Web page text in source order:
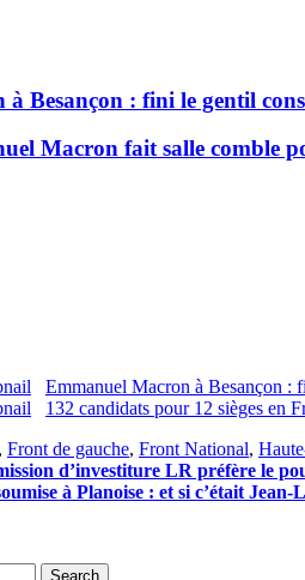
Besançon : fini le gentil
Macron fait salle comble
Emmanuel Macron à Besançon :
132 candidats pour 12 sièges en
, Front de gauche, Front National,
d’investiture LR préfère le
à Planoise : et si c’était